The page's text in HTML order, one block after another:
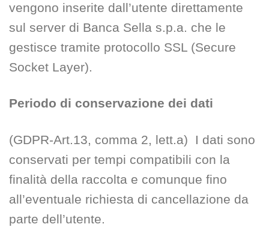
vengono inserite dall’utente direttamente
sul server di Banca Sella s.p.a. che le
gestisce tramite protocollo SSL (Secure
Socket Layer).
Periodo di conservazione dei dati
(GDPR-Art.13, comma 2, lett.a) I dati sono
conservati per tempi compatibili con la
finalità della raccolta e comunque fino
all’eventuale richiesta di cancellazione da
parte dell’utente.